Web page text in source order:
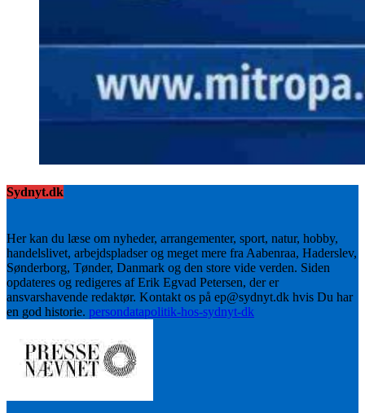
Sydnyt.dk
Her kan du læse om nyheder, arrangementer, sport, natur, hobby,
handelslivet, arbejdspladser og meget mere fra Aabenraa, Haderslev,
Sønderborg, Tønder, Danmark og den store vide verden. Siden
opdateres og redigeres af Erik Egvad Petersen, der er
ansvarshavende redaktør. Kontakt os på ep@sydnyt.dk hvis Du har
en god historie. persondatapolitik-hos-sydnyt-dk